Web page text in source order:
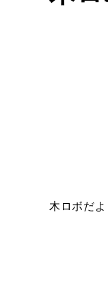
台風２
木ロボだよ